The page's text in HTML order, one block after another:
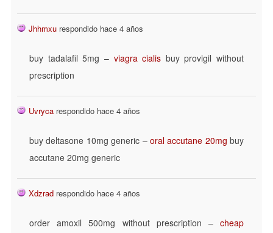
Jhhmxu respondido hace 4 años
buy tadalafil 5mg – viagra cialis buy provigil without
prescription
Uvryca respondido hace 4 años
buy deltasone 10mg generic – oral accutane 20mg buy
accutane 20mg generic
Xdzrad respondido hace 4 años
order amoxil 500mg without prescription – cheap